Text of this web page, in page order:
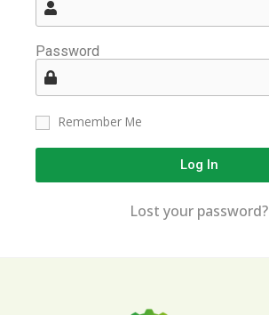
Password
Remember Me
Log In
Lost your password?